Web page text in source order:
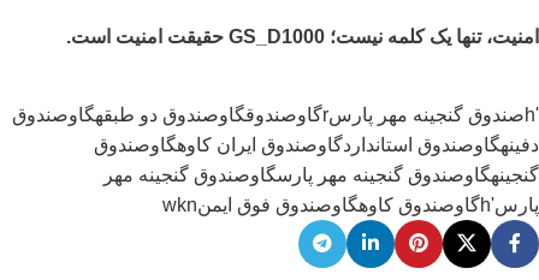
امنیت، تنها یک کلمه نیست؛ GS_D1000 حقیقت امنیت است.
'h صندوق گنجینه مهر پارسrگاوصندوقگاوصندوق دو طبقهگاوصندوق
دفینهگاوصندوق استانداردگاوصندوق ایران کاوهگاوصندوق
گنجینهگاوصندوق گنجینه مهر پارسگاوصندوق گنجینه مهر
پارس'h گاوصندوق کاوهگاوصندوق فوق ایمنwkn